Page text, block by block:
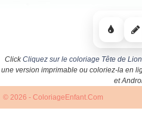
ClickCliquez sur le coloriage Tête de
une version imprimable ou coloriez-la en
et
© 2026 - ColoriageEnfant.Com